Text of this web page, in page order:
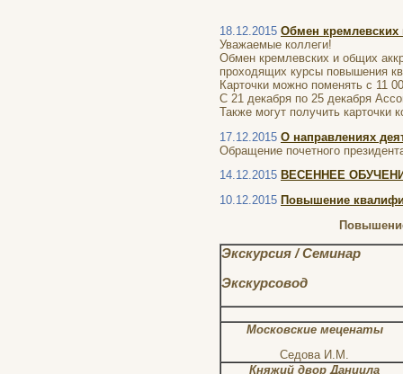
18.12.2015 Обмен кремлевских
Уважаемые коллеги!
Обмен кремлевских и общих
проходящих курсы повышения
Карточки можно поменять с 11
С 21 декабря по 25 декабря
Также могут получить
17.12.2015 О направлениях
Обращение почетного
14.12.2015 ВЕСЕННЕЕ
10.12.2015 Повышение
Экскурсия / Семинар
Экскурсовод
Московские меценаты
Седова И.М.
Княжий двор Даниила